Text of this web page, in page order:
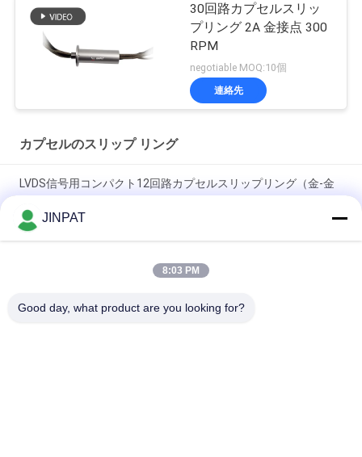
30回路カプセルスリッ
プリング 2A 金接点 300
RPM
negotiable MOQ:10個
連絡先
カプセルのスリップ リング
LVDS信号用コンパクト12回路カプセルスリップリング（金-金
18回路 250 RPM カプセルスリップリング、金-金接触、メカニ
ン
JINPAT
8:03 PM
Good day, what product are you looking for?